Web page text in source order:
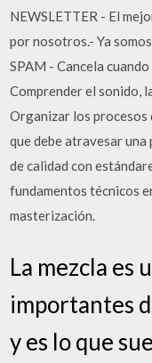
NEWSLETTER - El
por nosotros.- Ya
SPAM - Cancela
Comprender el sonido,
Organizar los procesos
que debe atravesar
de calidad con
fundamentos técnicos
masterización.
La mezcla es
importantes
y es lo que